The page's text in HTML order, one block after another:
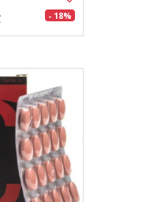
- 18%